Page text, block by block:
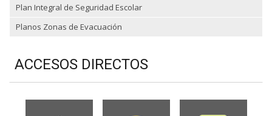
Plan Integral de Seguridad Escolar
Planos Zonas de Evacuación
ACCESOS DIRECTOS